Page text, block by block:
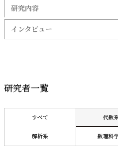
研究内容
インタビュー
研究者一覧
すべて 代数
解析系 数理科